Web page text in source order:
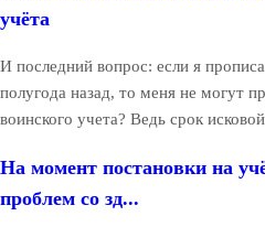
учёта
И последний вопрос: если я
полугода назад, то меня не могут
воинского учета? Ведь срок
На момент постановки на
проблем со зд...